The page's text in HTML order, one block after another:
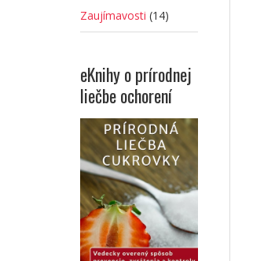
Zaujímavosti (14)
eKnihy o prírodnej
liečbe ochorení